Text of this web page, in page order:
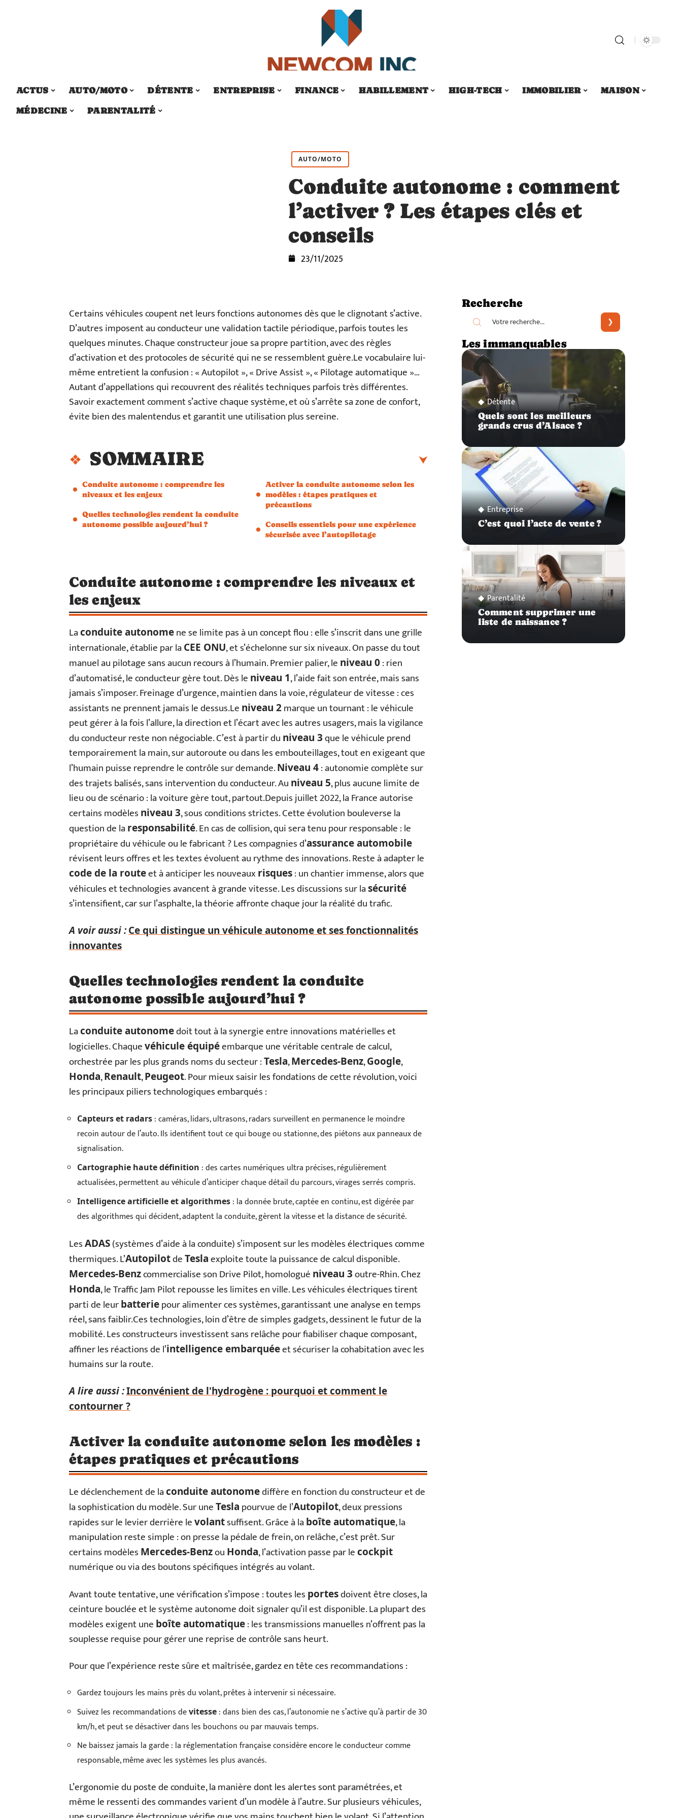
ACTUS AUTO/MOTO DÉTENTE ENTREPRISE FINANCE HABILLEMENT HIGH-TECH IMMOBILIER
MAISON
MÉDECINE
PARENTALITÉ
AUTO/MOTO
Conduite autonome : comment
l’activer ? Les étapes clés et
conseils
23/11/2025
Certains véhicules coupent net leurs fonctions autonomes dès que le clignotant s’active.
D’autres imposent au conducteur une validation tactile périodique, parfois toutes les
quelques minutes. Chaque constructeur joue sa propre partition, avec des règles
d’activation et des protocoles de sécurité qui ne se ressemblent guère.Le vocabulaire lui-
même entretient la confusion : « Autopilot », « Drive Assist », « Pilotage automatique »…
Autant d’appellations qui recouvrent des réalités techniques parfois très différentes.
Savoir exactement comment s’active chaque système, et où s’arrête sa zone de confort,
évite bien des malentendus et garantit une utilisation plus sereine.
SOMMAIRE
Conduite autonome : comprendre les
niveaux et les enjeux
Quelles technologies rendent la conduite
autonome possible aujourd’hui ?
Activer la conduite autonome selon les
modèles : étapes pratiques et
précautions
Conseils essentiels pour une expérience
sécurisée avec l’autopilotage
Conduite autonome : comprendre les niveaux et
les enjeux
Laconduite autonomene se limite pas à un concept flou : elle s’inscrit dans une grille
internationale, établie par laCEE ONU, et s’échelonne sur six niveaux. On passe du tout
manuel au pilotage sans aucun recours à l’humain. Premier palier, le niveau 0: rien
d’automatisé, le conducteur gère tout. Dès le niveau 1, l’aide fait son entrée, mais sans
jamais s’imposer. Freinage d’urgence, maintien dans la voie, régulateur de vitesse : ces
assistants ne prennent jamais le dessus.Le niveau 2marque un tournant : le véhicule
peut gérer à la fois l’allure, la direction et l’écart avec les autres usagers, mais la vigilance
du conducteur reste non négociable. C’est à partir du niveau 3que le véhicule prend
temporairement la main, sur autoroute ou dans les embouteillages, tout en exigeant que
l’humain puisse reprendre le contrôle sur demande.Niveau 4: autonomie complète sur
des trajets balisés, sans intervention du conducteur. Au niveau 5, plus aucune limite de
lieu ou de scénario : la voiture gère tout, partout.Depuis juillet 2022, la France autorise
certains modèles niveau 3, sous conditions strictes. Cette évolution bouleverse la
question de laresponsabilité. En cas de collision, qui sera tenu pour responsable : le
propriétaire du véhicule ou le fabricant ? Les compagnies d’assurance automobile
révisent leurs offres et les textes évoluent au rythme des innovations. Reste à adapter le
code de la routeet à anticiper les nouveaux risques: un chantier immense, alors que
véhicules et technologies avancent à grande vitesse. Les discussions sur lasécurité
s’intensifient, car sur l’asphalte, la théorie affronte chaque jour la réalité du trafic.
A voir aussi :Ce qui distingue un véhicule autonome et ses fonctionnalités
innovantes
Quelles technologies rendent la conduite
autonome possible aujourd’hui ?
Laconduite autonomedoit tout à la synergie entre innovations matérielles et
logicielles. Chaquevéhicule équipéembarque une véritable centrale de calcul,
orchestrée par les plus grands noms du secteur :Tesla,Mercedes-Benz,Google,
Honda,Renault,Peugeot. Pour mieux saisir les fondations de cette révolution, voici
les principaux piliers technologiques embarqués :
Capteurs et radars : caméras, lidars, ultrasons, radars surveillent en permanence le moindre
recoin autour de l’auto. Ils identifient tout ce qui bouge ou stationne, des piétons aux panneaux de
signalisation.
Cartographie haute définition : des cartes numériques ultra précises, régulièrement
actualisées, permettent au véhicule d’anticiper chaque détail du parcours, virages serrés compris.
Intelligence artificielle et algorithmes : la donnée brute, captée en continu, est digérée par
des algorithmes qui décident, adaptent la conduite, gèrent la vitesse et la distance de sécurité.
LesADAS(systèmes d’aide à la conduite) s’imposent sur les modèles électriques comme
thermiques. L’AutopilotdeTeslaexploite toute la puissance de calcul disponible.
Mercedes-Benzcommercialise son Drive Pilot, homologué niveau 3outre-Rhin. Chez
Honda, le Traffic Jam Pilot repousse les limites en ville. Les véhicules électriques tirent
parti de leurbatteriepour alimenter ces systèmes, garantissant une analyse en temps
réel, sans faiblir.Ces technologies, loin d’être de simples gadgets, dessinent le futur de la
mobilité. Les constructeurs investissent sans relâche pour fiabiliser chaque composant,
affiner les réactions de l’intelligence embarquéeet sécuriser la cohabitation avec les
humains sur la route.
A lire aussi :Inconvénient de l'hydrogène : pourquoi et comment le
contourner ?
Activer la conduite autonome selon les modèles :
étapes pratiques et précautions
Le déclenchement de laconduite autonomediffère en fonction du constructeur et de
la sophistication du modèle. Sur uneTesla pourvue de l’Autopilot, deux pressions
rapides sur le levier derrière levolantsuffisent. Grâce à laboîte automatique, la
manipulation reste simple : on presse la pédale de frein, on relâche, c’est prêt. Sur
certains modèles Mercedes-Benzou Honda, l’activation passe par lecockpit
numérique ou via des boutons spécifiques intégrés au volant.
Avant toute tentative, une vérification s’impose : toutes les portesdoivent être closes, la
ceinture bouclée et le système autonome doit signaler qu’il est disponible. La plupart des
modèles exigent une boîte automatique: les transmissions manuelles n’offrent pas la
souplesse requise pour gérer une reprise de contrôle sans heurt.
Pour que l’expérience reste sûre et maîtrisée, gardez en tête ces recommandations :
Gardez toujours les mains près du volant, prêtes à intervenir si nécessaire.
Suivez les recommandations devitesse : dans bien des cas, l’autonomie ne s’active qu’à partir de 30
km/h, et peut se désactiver dans les bouchons ou par mauvais temps.
Ne baissez jamais la garde : la réglementation française considère encore le conducteur comme
responsable, même avec les systèmes les plus avancés.
L’ergonomie du poste de conduite, la manière dont les alertes sont paramétrées, et
même le ressenti des commandes varient d’un modèle à l’autre. Sur plusieurs véhicules,
Recherche
Les immanquables
Détente
Quels sont les meilleurs
grands crus d’Alsace ?
Entreprise
C’est quoi l’acte de vente ?
Parentalité
Comment supprimer une
liste de naissance ?